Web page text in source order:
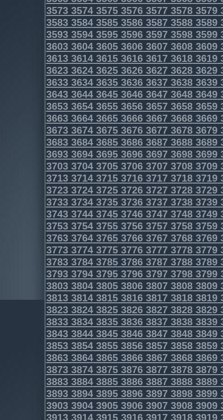
3573357435753576357735783579
3583358435853586358735883589
3593359435953596359735983599
3603360436053606360736083609
3613361436153616361736183619
3623362436253626362736283629
3633363436353636363736383639
3643364436453646364736483649
3653365436553656365736583659
3663366436653666366736683669
3673367436753676367736783679
3683368436853686368736883689
3693369436953696369736983699
3703370437053706370737083709
3713371437153716371737183719
3723372437253726372737283729
3733373437353736373737383739
3743374437453746374737483749
3753375437553756375737583759
3763376437653766376737683769
3773377437753776377737783779
3783378437853786378737883789
3793379437953796379737983799
3803380438053806380738083809
3813381438153816381738183819
3823382438253826382738283829
3833383438353836383738383839
3843384438453846384738483849
3853385438553856385738583859
3863386438653866386738683869
3873387438753876387738783879
3883388438853886388738883889
3893389438953896389738983899
3903390439053906390739083909
3913391439153916391739183919